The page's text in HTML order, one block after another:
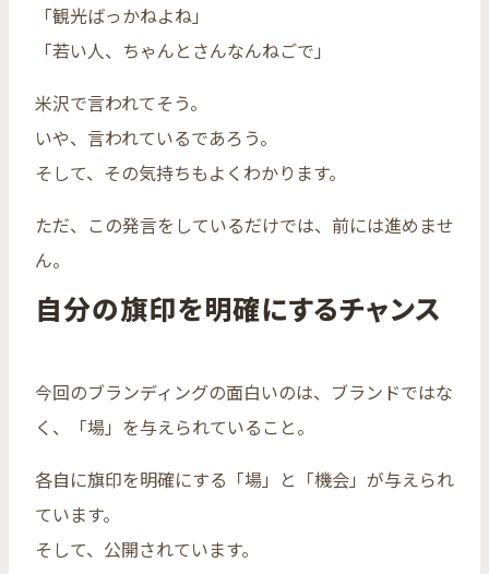
「観光ばっかねよね」
「若い人、ちゃんとさんなんねごで」
米沢で言われてそう。
いや、言われているであろう。
そして、その気持ちもよくわかります。
ただ、この発言をしているだけでは、前には進めませ
ん。
自分の旗印を明確にするチャンス
今回のブランディングの面白いのは、ブランドではな
く、「場」を与えられていること。
各自に旗印を明確にする「場」と「機会」が与えられ
ています。
そして、公開されています。